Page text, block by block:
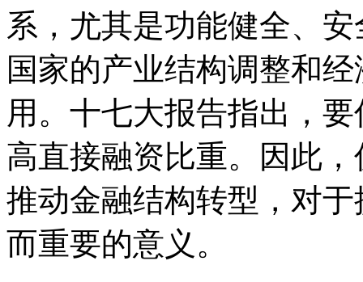
系，尤其是功能健全、
国家的产业结构调整和
用。十七大报告指出，
高直接融资比重。因此
推动金融结构转型，对
而重要的意义。